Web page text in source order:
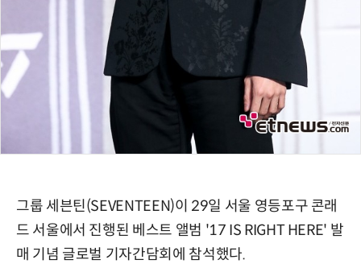
그룹 세븐틴(SEVENTEEN)이 29일 서울 영등포구 콘래
드 서울에서 진행된 베스트 앨범 '17 IS RIGHT HERE' 발
매 기념 글로벌 기자간담회에 참석했다.